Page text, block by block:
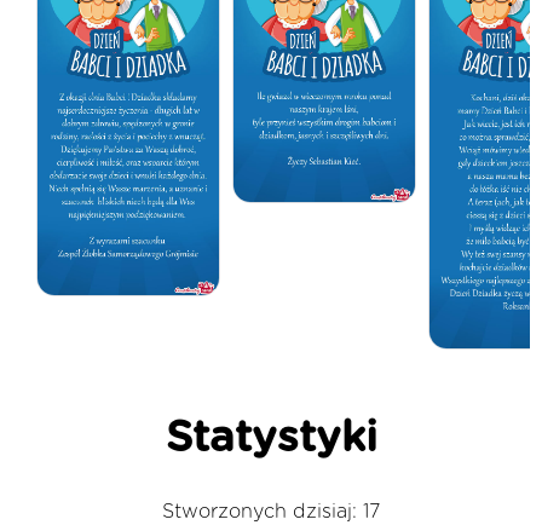
Statystyki
Stworzonych dzisiaj: 17